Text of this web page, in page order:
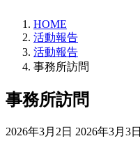
HOME
活動報告
活動報告
事務所訪問
事務所訪問
2026年3月2日 最
2026年3月3日